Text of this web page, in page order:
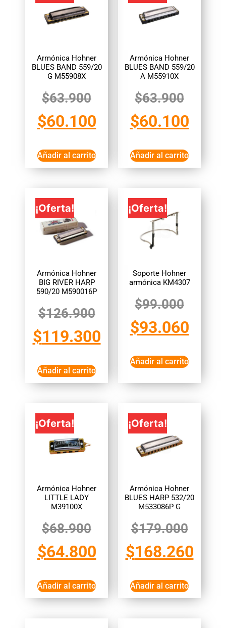
Armónica Hohner
BLUES BAND 559/20
G M55908X
$63.900
$60.100
Añadir al carrito
Armónica Hohner
BLUES BAND 559/20
A M55910X
$63.900
$60.100
Añadir al carrito
¡Oferta!
Armónica Hohner
BIG RIVER HARP
590/20 M590016P
$126.900
$119.300
Añadir al carrito
¡Oferta!
Soporte Hohner
armónica KM4307
$99.000
$93.060
Añadir al carrito
¡Oferta!
Armónica Hohner
LITTLE LADY
M39100X
$68.900
$64.800
Añadir al carrito
¡Oferta!
Armónica Hohner
BLUES HARP 532/20
M533086P G
$179.000
$168.260
Añadir al carrito